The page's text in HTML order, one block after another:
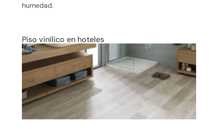
humedad.
Piso vinílico en hoteles